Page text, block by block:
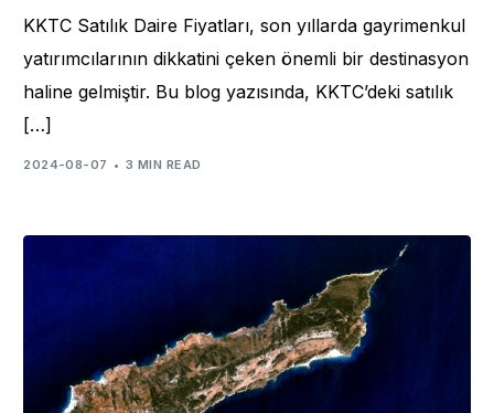
KKTC Satılık Daire Fiyatları, son yıllarda gayrimenkul
yatırımcılarının dikkatini çeken önemli bir destinasyon
haline gelmiştir. Bu blog yazısında, KKTC’deki satılık
[…]
2024-08-07 3 MIN READ